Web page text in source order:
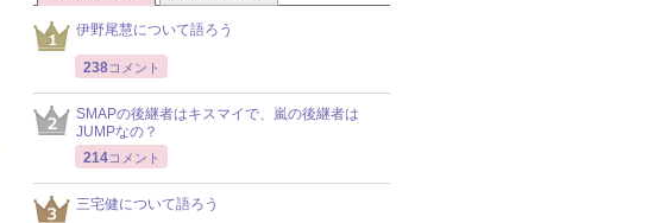
伊野尾慧について語ろう
238コメント
SMAPの後継者はキスマイで、嵐の後継者は
JUMPなの？
214コメント
三宅健について語ろう